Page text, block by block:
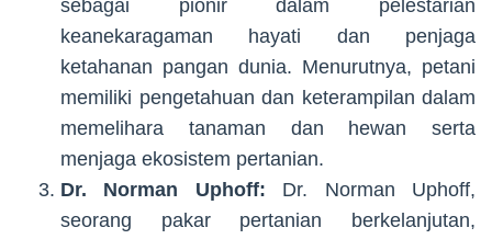
sebagai pionir dalam pelestarian
keanekaragaman hayati dan penjaga
ketahanan pangan dunia. Menurutnya, petani
memiliki pengetahuan dan keterampilan dalam
memelihara tanaman dan hewan serta
menjaga ekosistem pertanian.
Dr. Norman Uphoff: Dr. Norman Uphoff,
seorang pakar pertanian berkelanjutan,